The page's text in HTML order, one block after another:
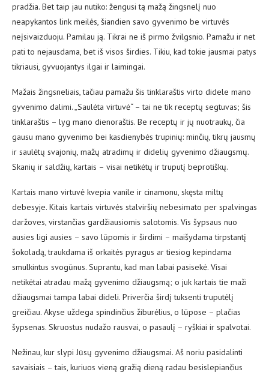
pradžia. Bet taip jau nutiko: žengusi tą mažą žingsnelį nuo
neapykantos link meilės, šiandien savo gyvenimo be virtuvės
neįsivaizduoju. Pamilau ją. Tikrai ne iš pirmo žvilgsnio. Pamažu ir net
pati to nejausdama, bet iš visos širdies. Tikiu, kad tokie jausmai patys
tikriausi, gyvuojantys ilgai ir laimingai.
Mažais žingsneliais, tačiau pamažu šis tinklaraštis virto didele mano
gyvenimo dalimi. „Saulėta virtuvė“ – tai ne tik receptų segtuvas; šis
tinklaraštis – lyg mano dienoraštis. Be receptų ir jų nuotraukų, čia
gausu mano gyvenimo bei kasdienybės trupinių: minčių, tikrų jausmų
ir saulėtų svajonių, mažų atradimų ir didelių gyvenimo džiaugsmų.
Skanių ir saldžių, kartais – visai netikėtų ir truputį beprotiškų.
Kartais mano virtuvė kvepia vanile ir cinamonu, skęsta miltų
debesyje. Kitais kartais virtuvės stalviršių nebesimato per spalvingas
daržoves, virstančias gardžiausiomis salotomis. Vis šypsaus nuo
ausies ligi ausies – savo lūpomis ir širdimi – maišydama tirpstantį
šokoladą, traukdama iš orkaitės pyragus ar tiesiog kepindama
smulkintus svogūnus. Suprantu, kad man labai pasisekė. Visai
netikėtai atradau mažą gyvenimo džiaugsmą; o juk kartais tie maži
džiaugsmai tampa labai dideli. Priverčia širdį tuksenti truputėlį
greičiau. Akyse uždega spindinčius žiburėlius, o lūpose – plačias
šypsenas. Skruostus nudažo rausvai, o pasaulį – ryškiai ir spalvotai.
Nežinau, kur slypi Jūsų gyvenimo džiaugsmai. Aš noriu pasidalinti
savaisiais – tais, kuriuos vieną gražią dieną radau besislepiančius